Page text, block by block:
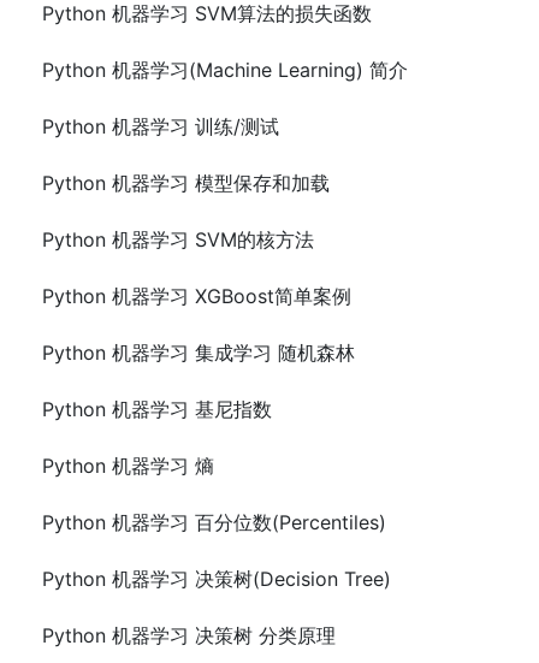
Python 机器学习 SVM算法的损失函数
Python 机器学习(Machine Learning) 简介
Python 机器学习 训练/测试
Python 机器学习 模型保存和加载
Python 机器学习 SVM的核方法
Python 机器学习 XGBoost简单案例
Python 机器学习 集成学习 随机森林
Python 机器学习 基尼指数
Python 机器学习 熵
Python 机器学习 百分位数(Percentiles)
Python 机器学习 决策树(Decision Tree)
Python 机器学习 决策树 分类原理